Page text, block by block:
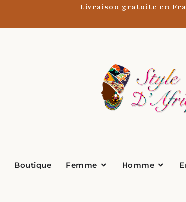
Livraison gratuite en
Boutique Femme Ouvrir Femme
Homme Ouvrir